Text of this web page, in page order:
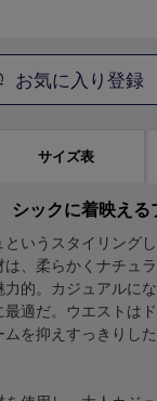
お気に入り登録
サイズ表
ックに着映える
いうスタイリング
、柔らかくナチュ
的。カジュアルにな
適だ。ウエストは
を抑えすっきりした